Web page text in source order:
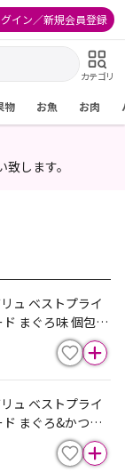
イン／新規会員登録
カテゴリ
物 お魚 お肉
します。
ュ ベストプライ
まぐろ味 個包装
用 500gX4
ュ ベストプライ
まぐろ&かつお